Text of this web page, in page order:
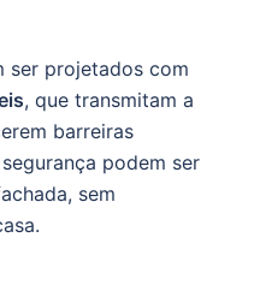
ser projetados com
, que transmitam a
barreiras
podem ser
sem